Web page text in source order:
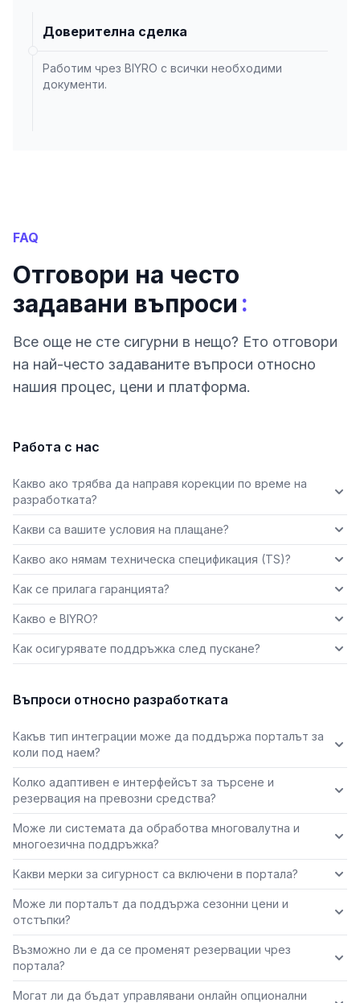
Доверителна сделка
Работим чрез BIYRO с всички необходими
документи.
FAQ
Отговори на често
задавани въпроси :
Все още не сте сигурни в нещо? Ето отговори
на най-често задаваните въпроси относно
нашия процес, цени и платформа.
Работа с нас
Какво ако трябва да направя корекции по време на
разработката?
Какви са вашите условия на плащане?
Какво ако нямам техническа спецификация (TS)?
Как се прилага гаранцията?
Какво е BIYRO?
Как осигурявате поддръжка след пускане?
Въпроси относно разработката
Какъв тип интеграции може да поддържа порталът за
коли под наем?
Колко адаптивен е интерфейсът за търсене и
резервация на превозни средства?
Може ли системата да обработва многовалутна и
многоезична поддръжка?
Какви мерки за сигурност са включени в портала?
Може ли порталът да поддържа сезонни цени и
отстъпки?
Възможно ли е да се променят резервации чрез
портала?
Могат ли да бъдат управлявани онлайн опционални